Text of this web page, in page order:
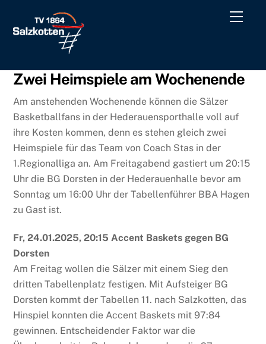
content
Menu
Zwei Heimspiele am Wochenende
Am anstehenden Wochenende können die Sälzer
Basketballfans in der Hederauensporthalle voll auf
ihre Kosten kommen, denn es stehen gleich zwei
Heimspiele für das Team von Coach Stas in der
1.Regionalliga an. Am Freitagabend gastiert um 20:15
Uhr die BG Dorsten in der Hederauenhalle bevor am
Sonntag um 16:00 Uhr der Tabellenführer BBA Hagen
zu Gast ist.
Fr, 24.01.2025, 20:15 Accent Baskets gegen BG
Dorsten
Am Freitag wollen die Sälzer mit einem Sieg den
dritten Tabellenplatz festigen. Mit Aufsteiger BG
Dorsten kommt der Tabellen 11. nach Salzkotten, das
Hinspiel konnten die Accent Baskets mit 97:84
gewinnen. Entscheidender Faktor war die